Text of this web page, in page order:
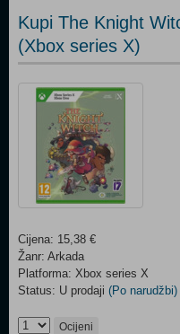
Kupi The Knight
(Xbox series X)
Cijena: 15,38 €
Žanr: Arkada
Platforma: Xbox series X
Status: U prodaji (Po narudžbi)
Ocijeni